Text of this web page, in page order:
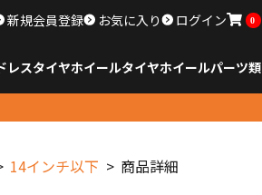
新規会員登録 お気に入り ログイン 0
レスタイヤホイールタイヤホイールパーツ類
14インチ以下 商品詳細